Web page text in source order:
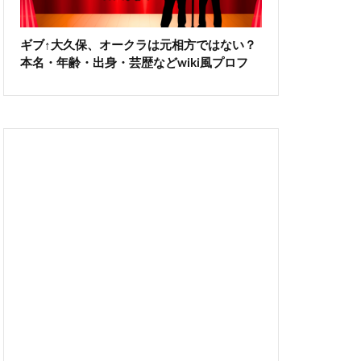
ギブ↑大久保、オークラは元相方ではない？
本名・年齢・出身・芸歴などwiki風プロフ